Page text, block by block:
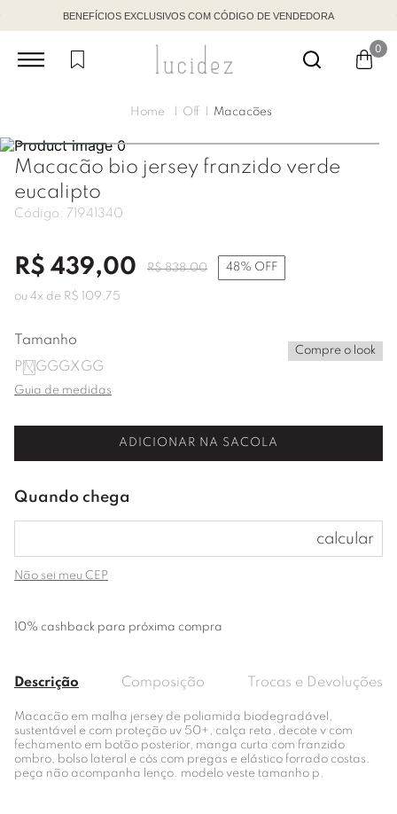
BENEFÍCIOS EXCLUSIVOS COM CÓDIGO DE VENDEDORA
0
Off Macacões
Macacão bio jersey franzido verde
eucalipto
Código: 71941340
R$ 439,00 R$ 838,00 48% OFF
ou 4x de R$ 109 ,75
Tamanho
PMGGGXGG
Compre o look
Guia de medidas
ADICIONAR NA SACOLA
Não sei meu CEP
10% cashback para próxima compra
Descrição Composição Trocas e Devoluções
Macacão em malha jersey de poliamida biodegradável,
sustentável e com proteção uv 50+, calça reta, decote v com
fechamento em botão posterior, manga curta com franzido
ombro, bolso lateral e cós com pregas e elástico forrado costas.
peça não acompanha lenço. modelo veste tamanho p.